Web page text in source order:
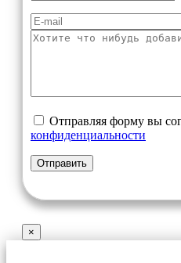
Отправляя форму вы
конфиденциальности
×